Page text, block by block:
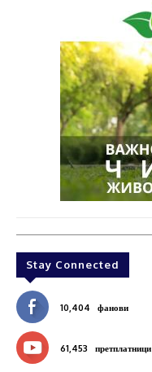
Stay Connected
10,404 фанови
61,453 претплатници